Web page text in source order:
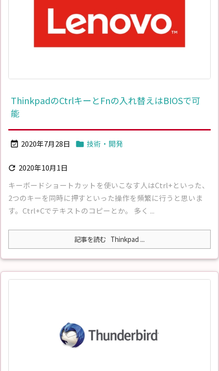
ThinkpadのCtrlキーとFnの入れ替えはBIOSで可
能
 2020年7月28日  技術・開発
 2020年10月1日
キーボードショートカットを使いこなす人はCtrl+といった、
2つのキーを同時に押すといった操作を頻繁に行うと思いま
す。Ctrl+Cでテキストのコピーとか。 多く ...
記事を読む Thinkpad ...